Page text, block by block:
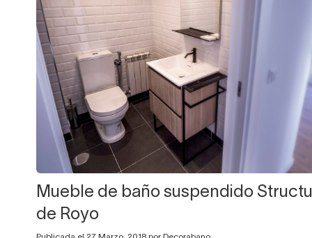
Mueble de baño suspendido
de Royo